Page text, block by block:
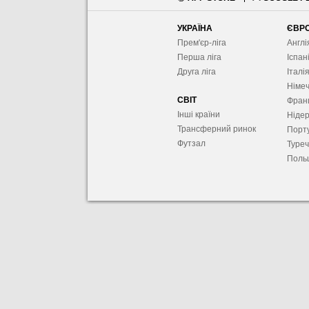
УКРАЇНА
Прем'єр-ліга
Перша ліга
Друга ліга
СВІТ
Інші країни
Трансферний ринок
Футзал
Італія